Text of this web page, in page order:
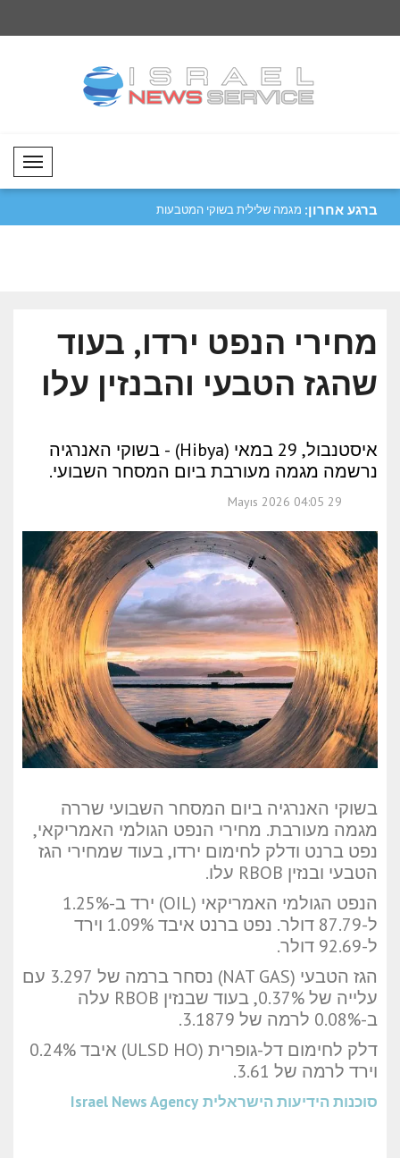
Mobil Menü
ברגע אחרון: סער: עידן הזהב ביחסי קולומביה וישראל בשוקי המט"ח..
מחירי הנפט ירדו, בעוד
שהגז הטבעי והבנזין עלו
איסטנבול, 29 במאי (Hibya) - בשוקי האנרגיה
נרשמה מגמה מעורבת ביום המסחר השבועי.
29 Mayıs 2026 04:05
בשוקי האנרגיה ביום המסחר השבועי שררה
מגמה מעורבת. מחירי הנפט הגולמי האמריקאי,
נפט ברנט ודלק לחימום ירדו, בעוד שמחירי הגז
הטבעי ובנזין RBOB עלו.
הנפט הגולמי האמריקאי (OIL) ירד ב-1.25%
ל-87.79 דולר. נפט ברנט איבד 1.09% וירד
ל-92.69 דולר.
הגז הטבעי (NAT GAS) נסחר ברמה של 3.297 עם
עלייה של 0.37%, בעוד שבנזין RBOB עלה
ב-0.08% לרמה של 3.1879.
דלק לחימום דל-גופרית (ULSD HO) איבד 0.24%
וירד לרמה של 3.61.
סוכנות הידיעות הישראלית Israel News Agency